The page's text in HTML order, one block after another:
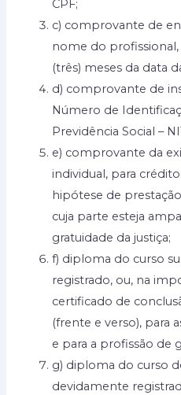
CPF;
c) comprovante de
nome do
(três) meses da data
d) comprovante de
Número de
Previdência Social –
e) comprovante da
individual, para
hipótese de
cuja parte esteja
gratuidade da justiça;
f) diploma do curso
registrado, ou, na
certificado de
(frente e verso), para
e para a profissão de
g) diploma do curso
devidamente